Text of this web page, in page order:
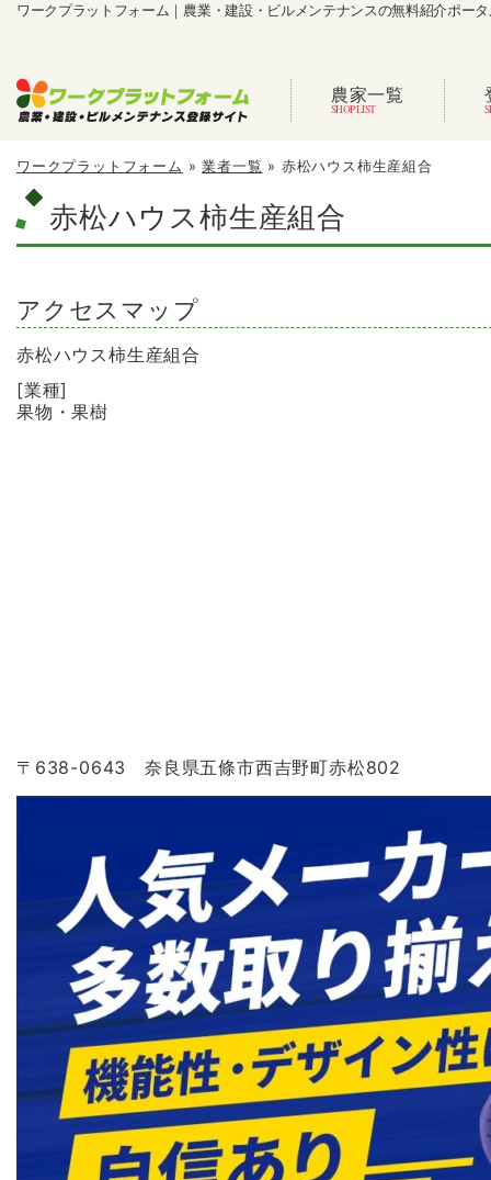
ワークプラットフォーム｜農業・建設・ビルメンテナンスの無料紹介ポー
農家一覧
ワークプラットフォーム »業者一覧 » 赤松ハウス柿生産組合
赤松ハウス柿生産組合
アクセスマップ
赤松ハウス柿生産組合
[業種]
果物・果樹
〒638-0643 奈良県五條市西吉野町赤松802